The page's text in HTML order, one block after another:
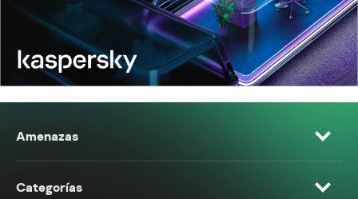
Amenazas
Categorías